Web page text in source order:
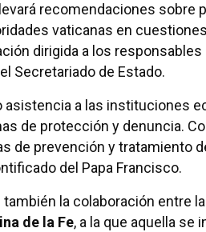
recomendaciones sobre
vaticanas en
dirigida a los
Secretariado de Estado.
a las instituciones
de protección y denuncia.
de prevención y tratamiento
del Papa Francisco.
la colaboración entre la
de la Fe, a la que aquella se